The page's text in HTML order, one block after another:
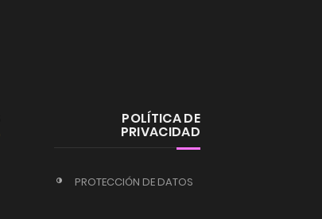
POLÍTICA DE
PRIVACIDAD
PROTECCIÓN DE DATOS